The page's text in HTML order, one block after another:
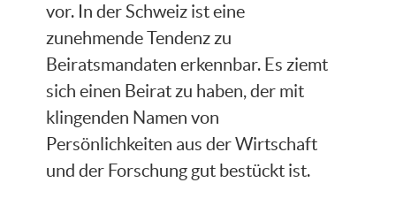
vor. In der Schweiz ist eine
zunehmende Tendenz zu
Beiratsmandaten erkennbar. Es ziemt
sich einen Beirat zu haben, der mit
klingenden Namen von
Persönlichkeiten aus der Wirtschaft
und der Forschung gut bestückt ist.